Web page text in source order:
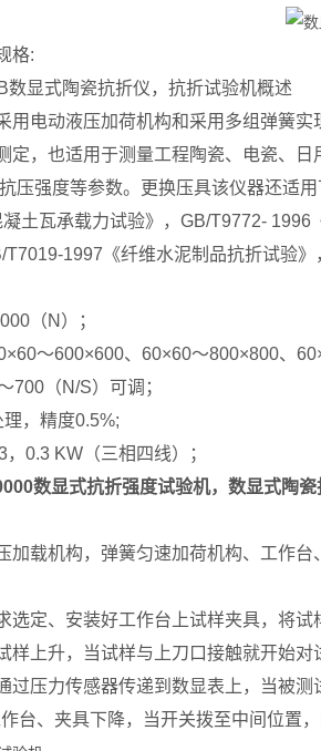
格:
数显式陶瓷抗折仪，抗折试验机概述
用电动液压加荷机构和采用多组弹簧
定，也适用于测量工程陶瓷、电瓷、
压强度等参数。更换压具该仪器还适用
土瓦承载力试验》，GB/T9772-
1997《纤维水泥制品抗折试验
（N）；
～600×600、60×60～800×800、
700（N/S）可调；
，精度0.5%;
0.3 KW（三相四线）；
数显式抗折强度试验机，数显式陶
加载机构，弹簧匀速加荷机构、工作台
选定、安装好工作台上试样夹具，将
样上升，当试样与上刀口接触就开始
过压力传感器传递到数显表上，当被
台、夹具下降，当开关拨至中间位置，